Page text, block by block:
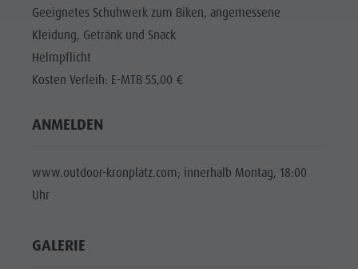
Geeignetes Schuhwerk zum Biken, angemessene
Kleidung, Getränk und Snack
Helmpflicht
Kosten Verleih: E-MTB 55,00 €
ANMELDEN
www.outdoor-kronplatz.com; innerhalb Montag, 18:00
Uhr
GALERIE